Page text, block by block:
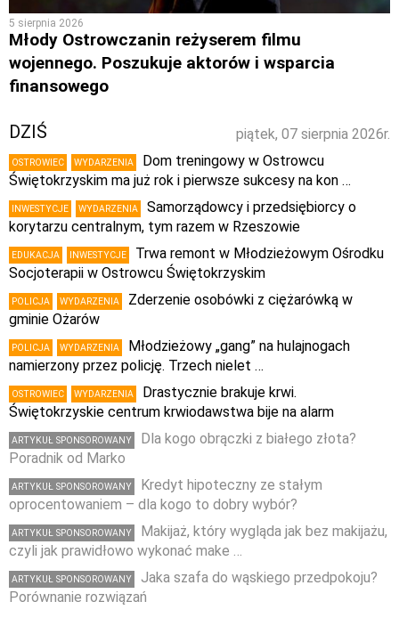
5 sierpnia 2026
Młody Ostrowczanin reżyserem filmu
wojennego. Poszukuje aktorów i wsparcia
finansowego
piątek, 07 sierpnia 2026r.
DZIŚ
OSTROWIEC WYDARZENIA
Dom treningowy w Ostrowcu
Świętokrzyskim ma już rok i pierwsze sukcesy na kon …
INWESTYCJE WYDARZENIA
Samorządowcy i przedsiębiorcy o
korytarzu centralnym, tym razem w Rzeszowie
EDUKACJA INWESTYCJE
Trwa remont w Młodzieżowym Ośrodku
Socjoterapii w Ostrowcu Świętokrzyskim
POLICJA WYDARZENIA
Zderzenie osobówki z ciężarówką w
gminie Ożarów
POLICJA WYDARZENIA
Młodzieżowy „gang” na hulajnogach
namierzony przez policję. Trzech nielet …
OSTROWIEC WYDARZENIA
Drastycznie brakuje krwi.
Świętokrzyskie centrum krwiodawstwa bije na alarm
ARTYKUŁ SPONSOROWANY
Dla kogo obrączki z białego złota?
Poradnik od Marko
ARTYKUŁ SPONSOROWANY
Kredyt hipoteczny ze stałym
oprocentowaniem – dla kogo to dobry wybór?
ARTYKUŁ SPONSOROWANY
Makijaż, który wygląda jak bez makijażu,
czyli jak prawidłowo wykonać make …
ARTYKUŁ SPONSOROWANY
Jaka szafa do wąskiego przedpokoju?
Porównanie rozwiązań